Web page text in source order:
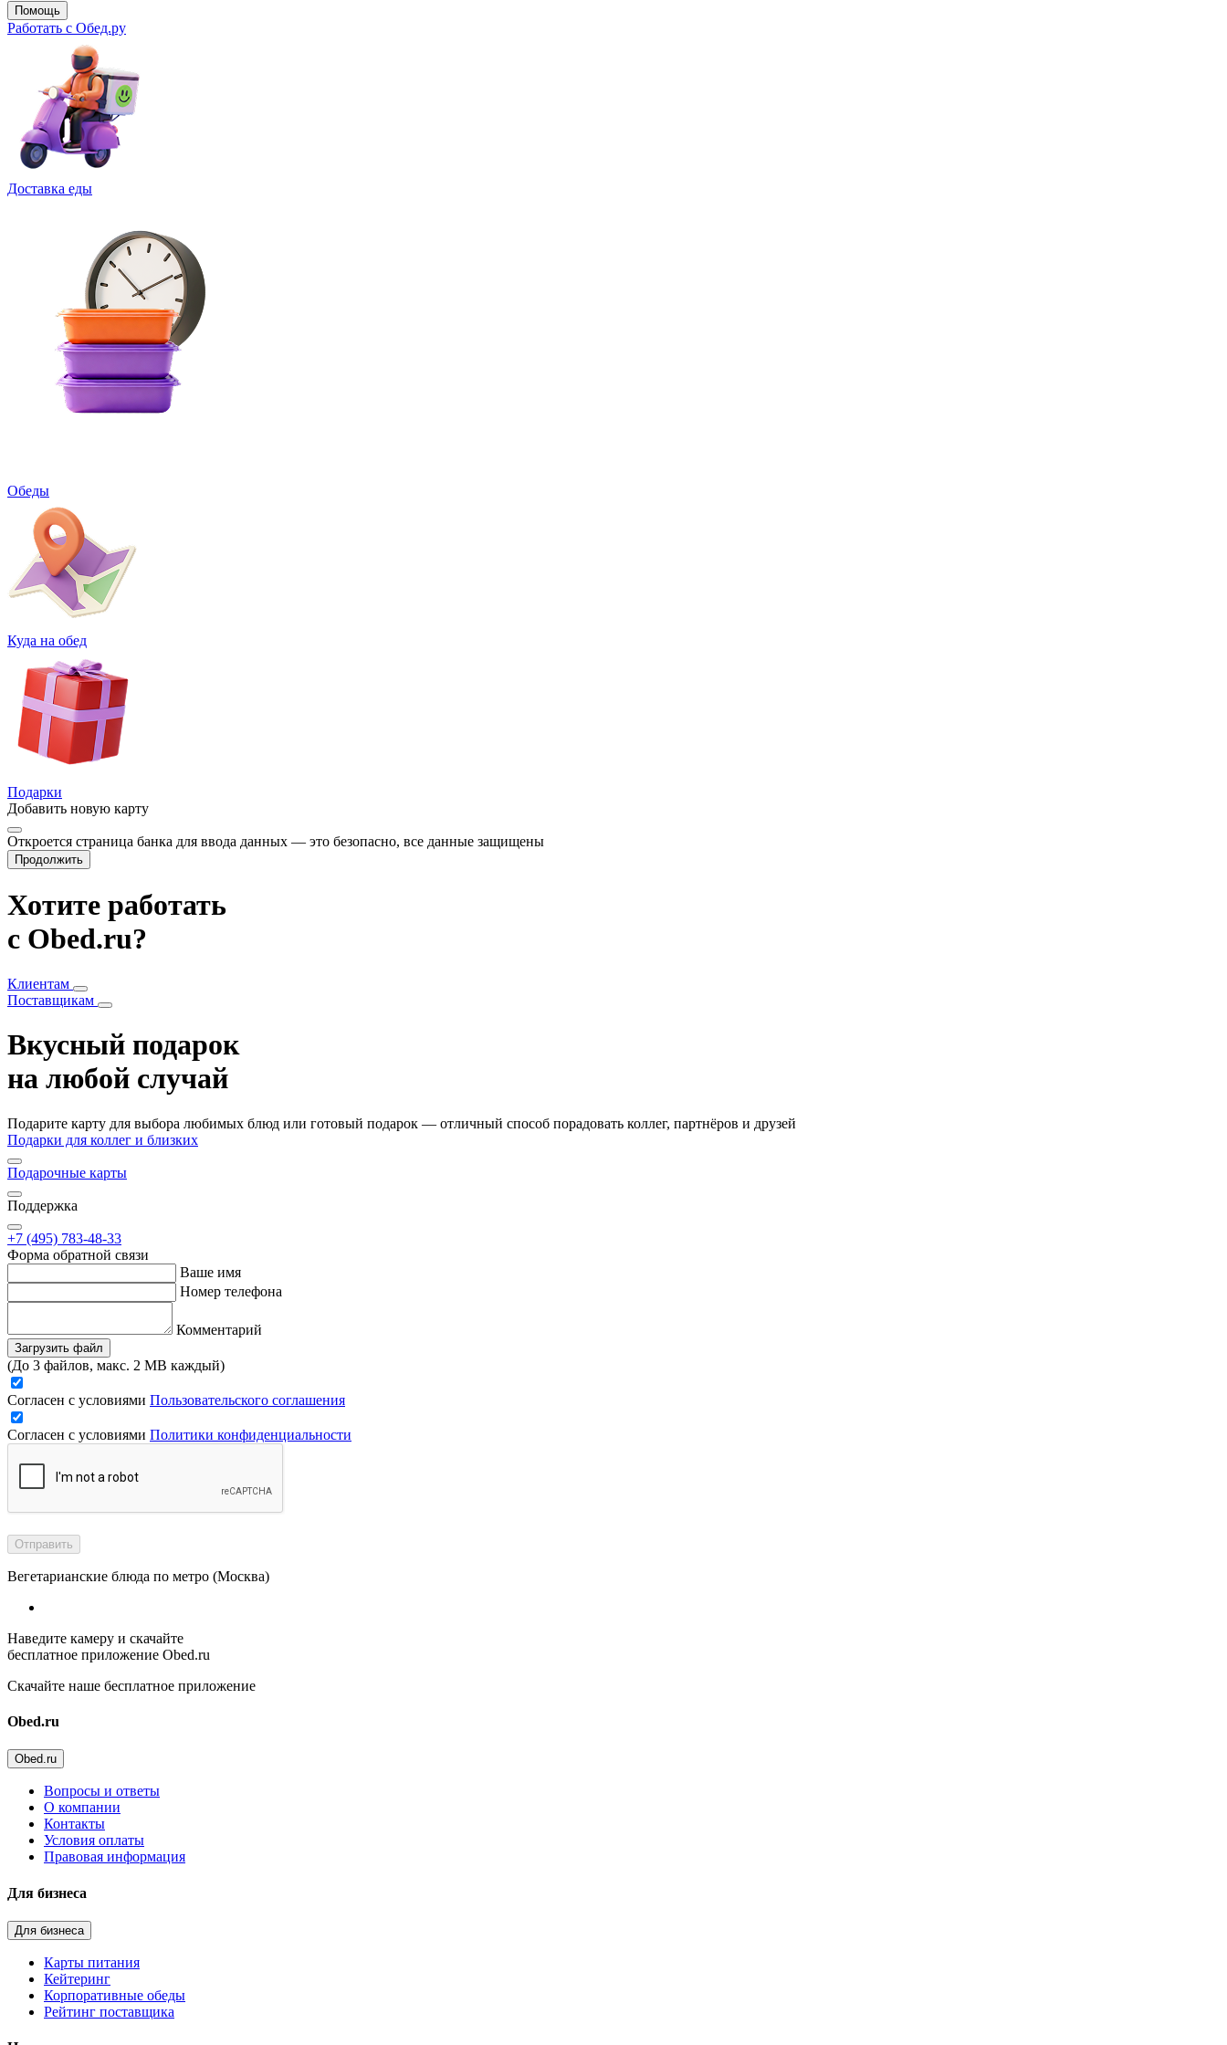
Помощь
Работать с Обед.ру
Доставка еды
Обеды
Куда на обед
Подарки
Добавить новую карту
Откроется страница банка для ввода данных — это безопасно, все данные защищены
Продолжить
Хотите работать
с Obed.ru?
Клиентам
Поставщикам
Вкусный подарок
на любой случай
Подарите карту для выбора любимых блюд или готовый подарок — отличный способ порадовать коллег, партнёров и друзей
Подарки для коллег и близких
Подарочные карты
Поддержка
+7 (495) 783-48-33
Форма обратной связи
Ваше имя
Номер телефона
Комментарий
Загрузить файл
(До 3 файлов, макс. 2 MB каждый)
Согласен с условиями Пользовательского соглашения
Согласен с условиями Политики конфиденциальности
Отправить
Вегетарианские блюда по метро (Москва)
Наведите камеру и скачайте
бесплатное приложение Obed.ru
Скачайте наше бесплатное приложение
Obed.ru
Obed.ru
Вопросы и ответы
О компании
Контакты
Условия оплаты
Правовая информация
Для бизнеса
Для бизнеса
Карты питания
Кейтеринг
Корпоративные обеды
Рейтинг поставщика